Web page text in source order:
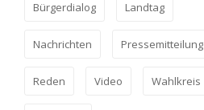
Bürgerdialog Landtag
Nachrichten Pressemitteilung
Reden Video Wahlkreis